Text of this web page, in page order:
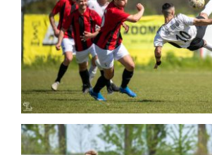
2024-04-28 – STS Sokół –
Domasław (1:4)
Mecz